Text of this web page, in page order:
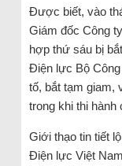
Được biết, vào
Giám đốc Công
hợp thứ sáu bị
Điện lực Bộ
tố, bắt tạm giam,
trong khi thi hành
Giới thạo tin tiết
Điện lực Việt